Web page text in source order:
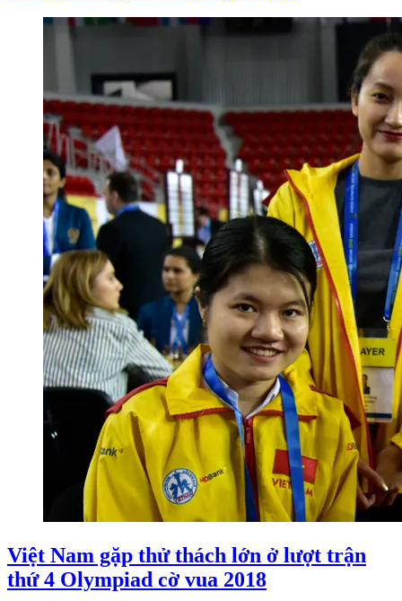
Việt Nam gặp thử thách lớn ở lượt trận
thứ 4 Olympiad cờ vua 2018